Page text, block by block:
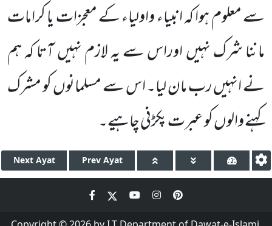
سے معلوم ہوا کہ انبیاء واولیاء کے معجزات یا کرامات
ماننا شرک نہیں اوراس سے یہ لازم نہیں آتا کہ ہم
نے انہیں رب مان لیا۔ اس سے مسلمانوں کو مشرک
کہنے والوں کو عبرت پکڑنی چاہیے۔
Next Ayat Prev Ayat